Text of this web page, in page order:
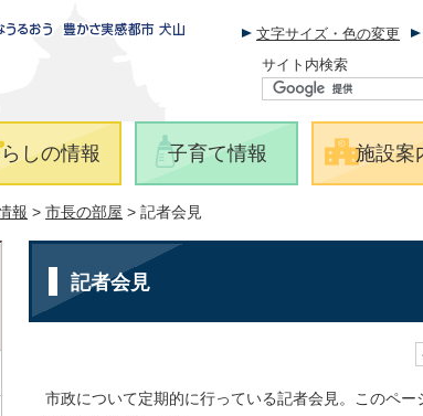
文字サイズ・色の変更
サイト内検索
しの情報 子育て情報 施設案
報 > 市長の部屋 > 記者会見
記者会見
市政について定期的に行っている記者会見。このペ